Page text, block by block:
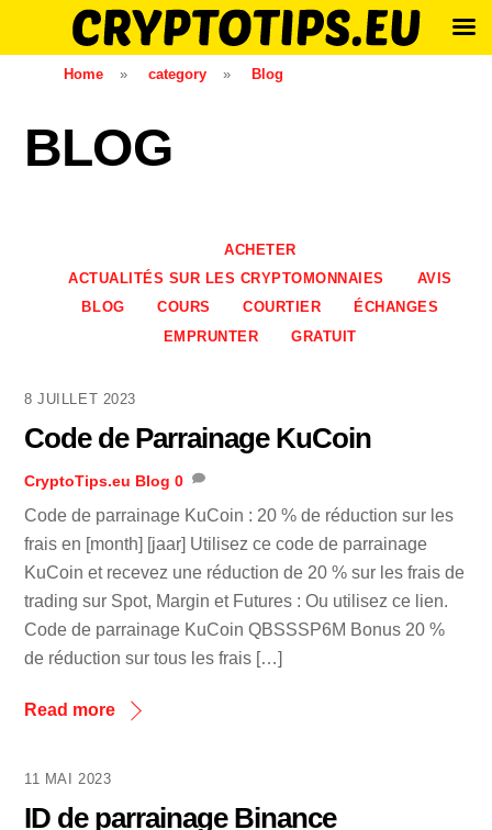
Home » category » Blog
BLOG
ACHETER
ACTUALITÉS SUR LES CRYPTOMONNAIES
AVIS
BLOG
COURS COURTIER
ÉCHANGES
EMPRUNTER
GRATUIT
8 JUILLET 2023
Code de Parrainage KuCoin
CryptoTips.eu Blog 0
Code de parrainage KuCoin : 20 % de réduction sur les
frais en [month] [jaar] Utilisez ce code de parrainage
KuCoin et recevez une réduction de 20 % sur les frais de
trading sur Spot, Margin et Futures : Ou utilisez ce lien.
Code de parrainage KuCoin QBSSSP6M Bonus 20 %
de réduction sur tous les frais […]
Read more
11 MAI 2023
ID de parrainage Binance